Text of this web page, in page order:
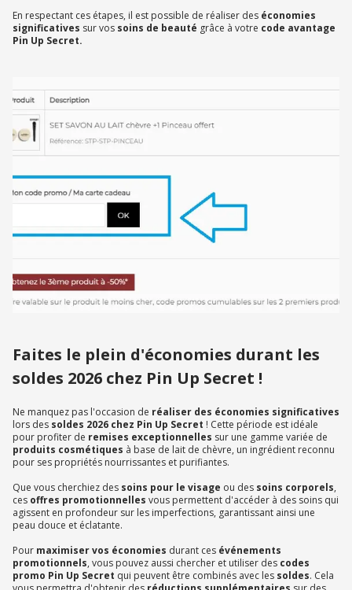
En respectant ces étapes, il est possible de réaliser des économies
significatives sur vos soins de beauté grâce à votre code avantage
Pin Up Secret.
Faites le plein d'économies durant les
soldes 2026 chez Pin Up Secret !
Ne manquez pas l'occasion de réaliser des économies significatives
lors des soldes 2026 chez Pin Up Secret ! Cette période est idéale
pour profiter de remises exceptionnelles sur une gamme variée de
produits cosmétiques à base de lait de chèvre, un ingrédient reconnu
pour ses propriétés nourrissantes et purifiantes.
Que vous cherchiez des soins pour le visage ou des soins corporels,
ces offres promotionnelles vous permettent d'accéder à des soins qui
agissent en profondeur sur les imperfections, garantissant ainsi une
peau douce et éclatante.
Pour maximiser vos économies durant ces événements
promotionnels, vous pouvez aussi chercher et utiliser des codes
promo Pin Up Secret qui peuvent être combinés avec les soldes. Cela